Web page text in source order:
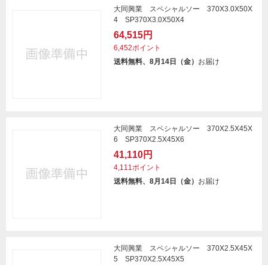
大同興業 スペシャルソー 370X3.0X50X
4 SP370X3.0X50X4
64,515円
6,452ポイント
送料無料、8月14日（金） お届け
大同興業 スペシャルソー 370X2.5X45X
6 SP370X2.5X45X6
41,110円
4,111ポイント
送料無料、8月14日（金） お届け
大同興業 スペシャルソー 370X2.5X45X
5 SP370X2.5X45X5